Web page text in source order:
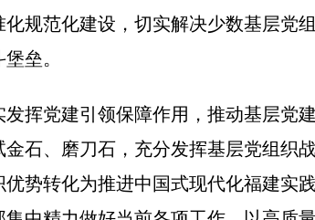
规范化建设，切实解决少数基层党
垒。
挥党建引领保障作用，推动基层党
石、磨刀石，充分发挥基层党组织
势转化为推进中国式现代化福建实